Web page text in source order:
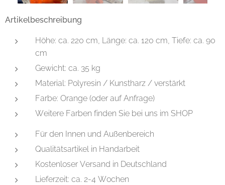
Artikelbeschreibung
Höhe: ca. 220 cm, Länge: ca. 120 cm, Tiefe: ca. 90
cm
Gewicht: ca. 35 kg
Material: Polyresin / Kunstharz / verstärkt
Farbe: Orange (oder auf Anfrage)
Weitere Farben finden Sie bei uns im SHOP
Für den Innen und Außenbereich
Qualitätsartikel in Handarbeit
Kostenloser Versand in Deutschland
Lieferzeit: ca. 2-4 Wochen